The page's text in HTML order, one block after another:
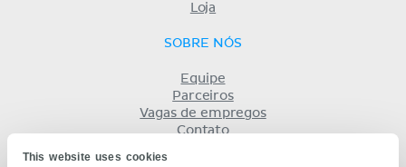
This website uses cookies
Loja
SOBRE NÓS
Equipe
Parceiros
Vagas de empregos
Contato